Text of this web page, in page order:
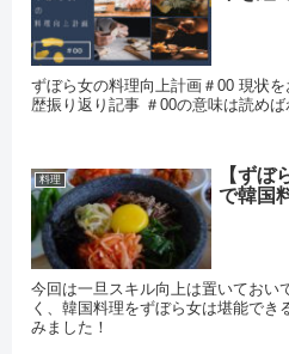
ずぼら女の料理向上計画＃00 現状
歴振り返り記事 ＃00の意味は読め
料理
【ずぼ
で韓国
今回は一旦スキル向上は置いておい
く、韓国料理をずぼら女は堪能でき
みました！